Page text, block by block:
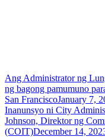
Ang Administrator ng
ng bagong pamumuno
San FranciscoJanuary 7,
Inanunsyo ni City
Johnson, Direktor ng
(COIT)December 14,